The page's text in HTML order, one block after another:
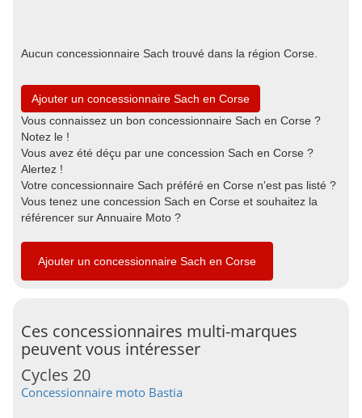
Aucun concessionnaire Sach trouvé dans la région Corse.
Ajouter un concessionnaire Sach en Corse
Vous connaissez un bon concessionnaire Sach en Corse ?
Notez le !
Vous avez été déçu par une concession Sach en Corse ?
Alertez !
Votre concessionnaire Sach préféré en Corse n'est pas listé ?
Vous tenez une concession Sach en Corse et souhaitez la
référencer sur Annuaire Moto ?
Ajouter un concessionnaire Sach en Corse
Ces concessionnaires multi-marques
peuvent vous intéresser
Cycles 20
Concessionnaire moto Bastia